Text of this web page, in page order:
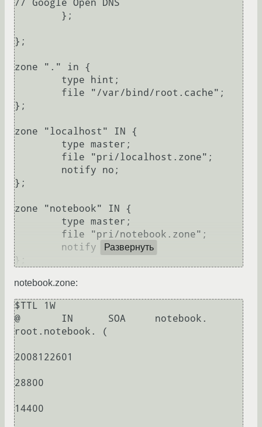
// Google Open DNS
};
zone "." in {
};
zone "localhost" IN {
};
zone "notebook" IN {
Развернуть
notebook.zone:
$TTL 1W
@       IN      SOA     notebook.
root.notebook. (
2008122601
28800
14400